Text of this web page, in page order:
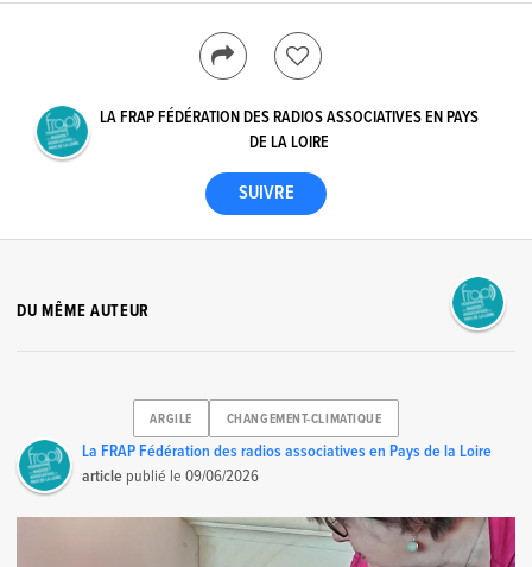
LA FRAP FÉDÉRATION DES RADIOS ASSOCIATIVES EN PAYS
DE LA LOIRE
DU MÊME AUTEUR
ARGILE CHANGEMENT-CLIMATIQUE
La FRAP Fédération des radios associatives en Pays de la Loire
article publié le09/06/2026